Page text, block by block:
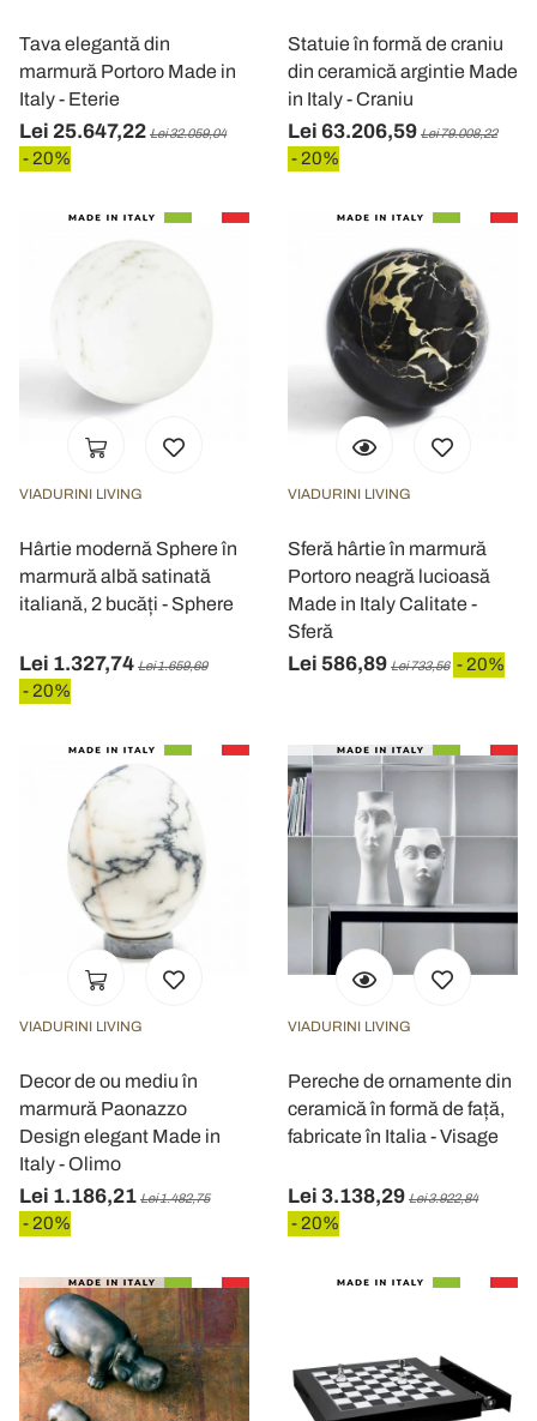
Tava elegantă din
marmură Portoro Made in
Italy - Eterie
Lei 25.647,22 Lei 32.059,04
- 20%
Statuie în formă de craniu
din ceramică argintie Made
in Italy - Craniu
Lei 63.206,59 Lei 79.008,22
- 20%
VIADURINI LIVING
Hârtie modernă Sphere în
marmură albă satinată
italiană, 2 bucăți - Sphere
Lei 1.327,74 Lei 1.659,69
- 20%
VIADURINI LIVING
Sferă hârtie în marmură
Portoro neagră lucioasă
Made in Italy Calitate -
Sferă
Lei 586,89 Lei 733,56 - 20%
VIADURINI LIVING
Decor de ou mediu în
marmură Paonazzo
Design elegant Made in
Italy - Olimo
Lei 1.186,21 Lei 1.482,75
- 20%
VIADURINI LIVING
Pereche de ornamente din
ceramică în formă de față,
fabricate în Italia - Visage
Lei 3.138,29 Lei 3.922,84
- 20%